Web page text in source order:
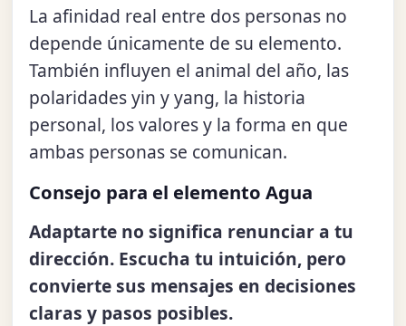
La afinidad real entre dos personas no
depende únicamente de su elemento.
También influyen el animal del año, las
polaridades yin y yang, la historia
personal, los valores y la forma en que
ambas personas se comunican.
Consejo para el elemento Agua
Adaptarte no significa renunciar a tu
dirección. Escucha tu intuición, pero
convierte sus mensajes en decisiones
claras y pasos posibles.